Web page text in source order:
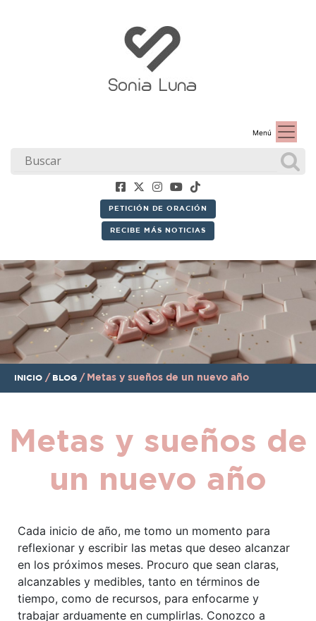
Menú
PETICIÓN DE ORACIÓN
RECIBE MÁS NOTICIAS
INICIO / BLOG / Metas y sueños de un nuevo año
Metas y sueños de
un nuevo año
Cada inicio de año, me tomo un momento para
reflexionar y escribir las metas que deseo alcanzar
en los próximos meses. Procuro que sean claras,
alcanzables y medibles, tanto en términos de
tiempo, como de recursos, para enfocarme y
trabajar arduamente en cumplirlas. Conozco a